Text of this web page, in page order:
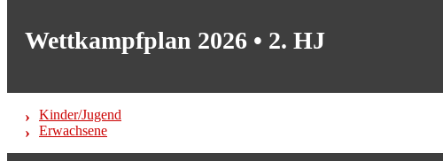
Wettkampfplan 2026 • 2. HJ
Kinder/Jugend
Erwachsene